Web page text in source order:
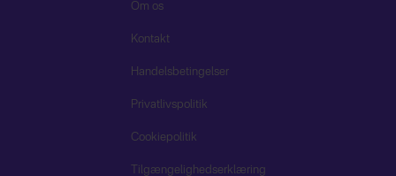
Om os
Kontakt
Handelsbetingelser
Privatlivspolitik
Cookiepolitik
Tilgængelighedserklæring